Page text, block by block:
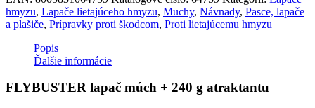
hmyzu, Lapače lietajúceho hmyzu, Muchy, Návnady, Pasce, lapače
a plašiče, Prípravky proti škodcom, Proti lietajúcemu hmyzu
Popis
Ďalšie informácie
FLYBUSTER lapač múch + 240 g atraktantu